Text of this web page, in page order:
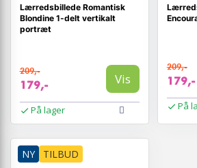
Lærredsbillede Romantisk
Blondine 1-delt vertikalt
portræt
209,-
179,- Vis
På lager
209,-
179,-
På
NY TILBUD